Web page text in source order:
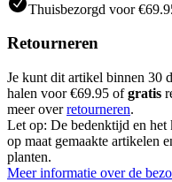
Thuisbezorgd voor
Retourneren
Je kunt dit artikel binnen 30
halen voor €69.95 ofgratis
meer overretourneren.
Let op: De bedenktijd en het
op maat gemaakte artikelen
planten.
Meer informatie over de